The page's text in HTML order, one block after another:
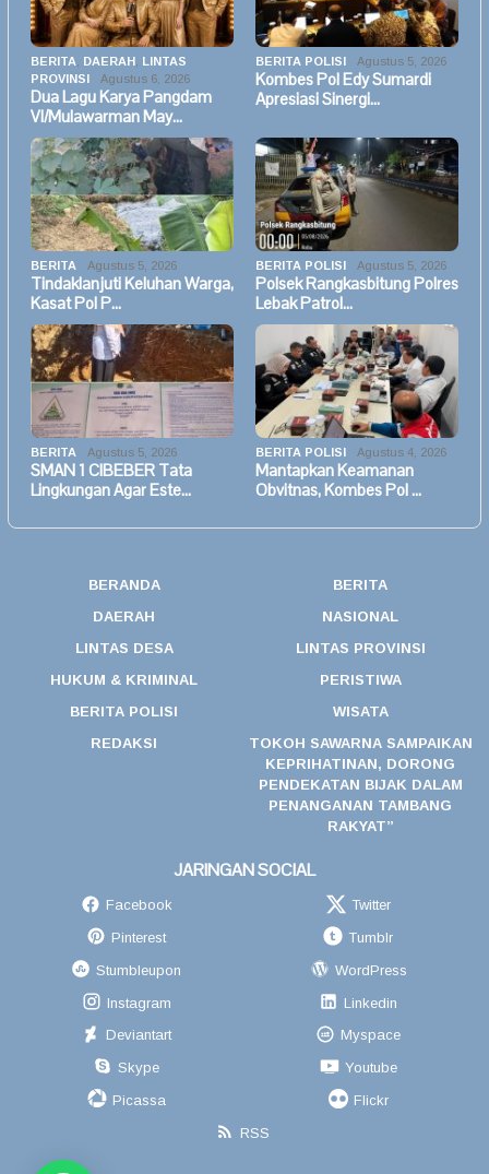
BERITA DAERAH LINTAS
PROVINSI
Agustus 6, 2026
Dua Lagu Karya Pangdam
VI/Mulawarman May…
BERITA POLISI Agustus 5, 2026
Kombes Pol Edy Sumardi
Apresiasi Sinergi…
BERITA Agustus 5, 2026
Tindaklanjuti Keluhan Warga,
Kasat Pol P…
BERITA POLISI Agustus 5, 2026
Polsek Rangkasbitung Polres
Lebak Patrol…
BERITA Agustus 5, 2026
SMAN 1 CIBEBER Tata
Lingkungan Agar Este…
BERITA POLISI Agustus 4, 2026
Mantapkan Keamanan
Obvitnas, Kombes Pol …
BERANDA
BERITA
DAERAH
NASIONAL
LINTAS DESA
LINTAS PROVINSI
HUKUM & KRIMINAL
PERISTIWA
BERITA POLISI
WISATA
REDAKSI
TOKOH SAWARNA SAMPAIKAN
KEPRIHATINAN, DORONG
PENDEKATAN BIJAK DALAM
PENANGANAN TAMBANG
RAKYAT”
JARINGAN SOCIAL
Facebook
Twitter
Pinterest
Tumblr
Stumbleupon
WordPress
Instagram
Linkedin
Deviantart
Myspace
Skype
Youtube
Picassa
Flickr
RSS